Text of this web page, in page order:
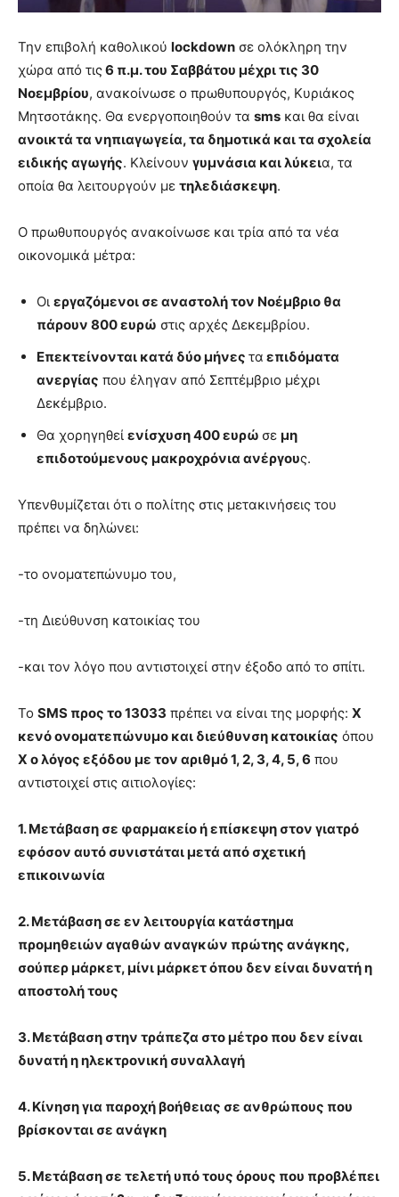
meaning
of
pornhun
hd
porn
Την επιβολή καθολικού lockdown σε ολόκληρη την
χώρα από τις6 π.μ. του Σαββάτου μέχρι τις 30
Νοεμβρίου, ανακοίνωσε ο πρωθυπουργός, Κυριάκος
Μητσοτάκης. Θα ενεργοποιηθούν τα sms και θα είναι
ανοικτά τα νηπιαγωγεία, τα δημοτικά και τα σχολεία
ειδικής αγωγής. Κλείνουν γυμνάσια και λύκεια, τα
οποία θα λειτουργούν με τηλεδιάσκεψη.
Ο πρωθυπουργός ανακοίνωσε και τρία από τα νέα
οικονομικά μέτρα:
Οι εργαζόμενοι σε αναστολή τον Νοέμβριο θα
πάρουν 800 ευρώ στις αρχές Δεκεμβρίου.
Επεκτείνονται κατά δύο μήνες τα επιδόματα
ανεργίας που έληγαν από Σεπτέμβριο μέχρι
Δεκέμβριο.
Θα χορηγηθεί ενίσχυση 400 ευρώ σε μη
επιδοτούμενους μακροχρόνια ανέργους.
Υπενθυμίζεται ότι ο πολίτης στις μετακινήσεις του
πρέπει να δηλώνει:
-το ονοματεπώνυμο του,
-τη Διεύθυνση κατοικίας του
-και τον λόγο που αντιστοιχεί στην έξοδο από το σπίτι.
Το SMS προς το 13033 πρέπει να είναι της μορφής: X
κενό ονοματεπώνυμο και διεύθυνση κατοικίας όπου
Χ ο λόγος εξόδου με τον αριθμό 1, 2, 3, 4, 5, 6 που
αντιστοιχεί στις αιτιολογίες:
1. Μετάβαση σε φαρμακείο ή επίσκεψη στον γιατρό
εφόσον αυτό συνιστάται μετά από σχετική
επικοινωνία
2. Μετάβαση σε εν λειτουργία κατάστημα
προμηθειών αγαθών αναγκών πρώτης ανάγκης,
σούπερ μάρκετ, μίνι μάρκετ όπου δεν είναι δυνατή η
αποστολή τους
3. Μετάβαση στην τράπεζα στο μέτρο που δεν είναι
δυνατή η ηλεκτρονική συναλλαγή
4. Κίνηση για παροχή βοήθειας σε ανθρώπους που
βρίσκονται σε ανάγκη
5. Μετάβαση σε τελετή υπό τους όρους που προβλέπει